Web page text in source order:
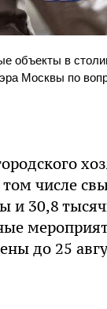
в
Москвы по
том числе
и 30,8
до 25